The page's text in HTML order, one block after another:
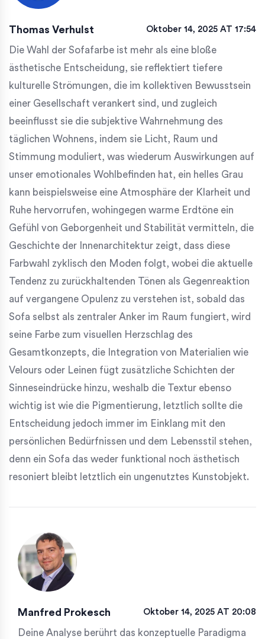
Thomas Verhulst Oktober 14, 2025 AT 17:54
Die Wahl der Sofafarbe ist mehr als eine bloße
ästhetische Entscheidung, sie reflektiert tiefere
kulturelle Strömungen, die im kollektiven Bewusstsein
einer Gesellschaft verankert sind, und zugleich
beeinflusst sie die subjektive Wahrnehmung des
täglichen Wohnens, indem sie Licht, Raum und
Stimmung moduliert, was wiederum Auswirkungen auf
unser emotionales Wohlbefinden hat, ein helles Grau
kann beispielsweise eine Atmosphäre der Klarheit und
Ruhe hervorrufen, wohingegen warme Erdtöne ein
Gefühl von Geborgenheit und Stabilität vermitteln, die
Geschichte der Innenarchitektur zeigt, dass diese
Farbwahl zyklisch den Moden folgt, wobei die aktuelle
Tendenz zu zurückhaltenden Tönen als Gegenreaktion
auf vergangene Opulenz zu verstehen ist, sobald das
Sofa selbst als zentraler Anker im Raum fungiert, wird
seine Farbe zum visuellen Herzschlag des
Gesamtkonzepts, die Integration von Materialien wie
Velours oder Leinen fügt zusätzliche Schichten der
Sinneseindrücke hinzu, weshalb die Textur ebenso
wichtig ist wie die Pigmentierung, letztlich sollte die
Entscheidung jedoch immer im Einklang mit den
persönlichen Bedürfnissen und dem Lebensstil stehen,
denn ein Sofa das weder funktional noch ästhetisch
resoniert bleibt letztlich ein ungenutztes Kunstobjekt.
Manfred Prokesch Oktober 14, 2025 AT 20:08
Deine Analyse berührt das konzeptuelle Paradigma